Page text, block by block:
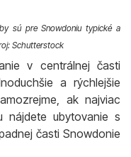
sú pre Snowdoniu typické a
Schutterstock
v centrálnej časti
a rýchlejšie
ak najviac
ubytovanie s
časti Snowdonie